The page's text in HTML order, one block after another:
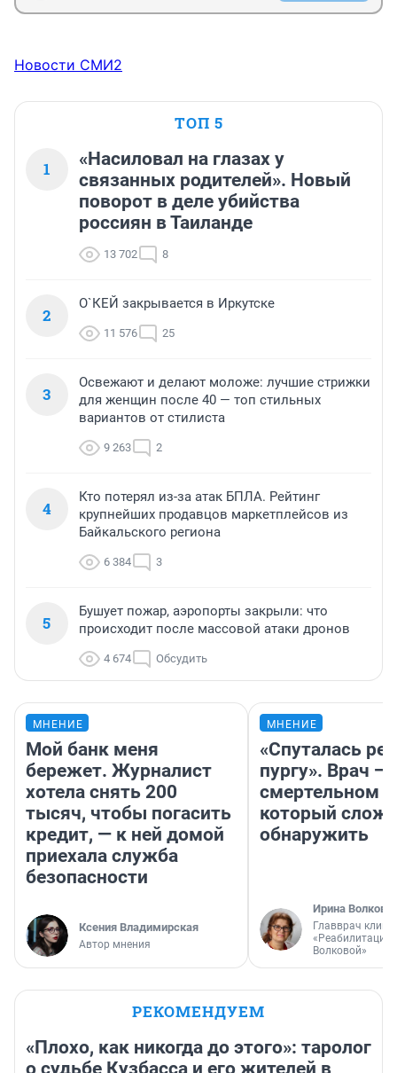
Новости СМИ2
ТОП 5
1
«Насиловал на глазах у
связанных родителей». Новый
поворот в деле убийства
россиян в Таиланде
13 702 8
2
О`КЕЙ закрывается в Иркутске
11 576 25
3
Освежают и делают моложе: лучшие стрижки
для женщин после 40 — топ стильных
вариантов от стилиста
9 263 2
4
Кто потерял из-за атак БПЛА. Рейтинг
крупнейших продавцов маркетплейсов из
Байкальского региона
6 384 3
5
Бушует пожар, аэропорты закрыли: что
происходит после массовой атаки дронов
4 674 Обсудить
МНЕНИЕ
Мой банк меня
бережет. Журналист
хотела снять 200
тысяч, чтобы погасить
кредит, — к ней домой
приехала служба
безопасности
Ксения Владимирская
Автор мнения
МНЕНИЕ
«Спуталась
пургу». Врач —
смертельном
который
обнаружить
Ирина Волкова
Главврач
«Реабилитация
Волковой»
РЕКОМЕНДУЕМ
«Плохо, как никогда до этого»: таролог
о судьбе Кузбасса и его жителей в